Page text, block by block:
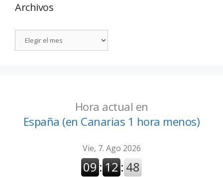
Archivos
Hora actual en
España (en Canarias 1 hora menos)